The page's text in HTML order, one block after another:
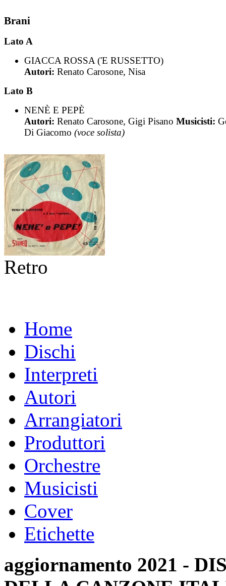
Brani
Lato A
GIACCA ROSSA ('E RUSSETTO)
Autori: Renato Carosone, Nisa
Lato B
NENÈ E PEPÈ
Autori: Renato Carosone, Gigi Pisano Musicisti:
Di Giacomo (voce solista)
Retro
Home
Dischi
Interpreti
Autori
Arrangiatori
Produttori
Orchestre
Musicisti
Cover
Etichette
aggiornamento 2021 -